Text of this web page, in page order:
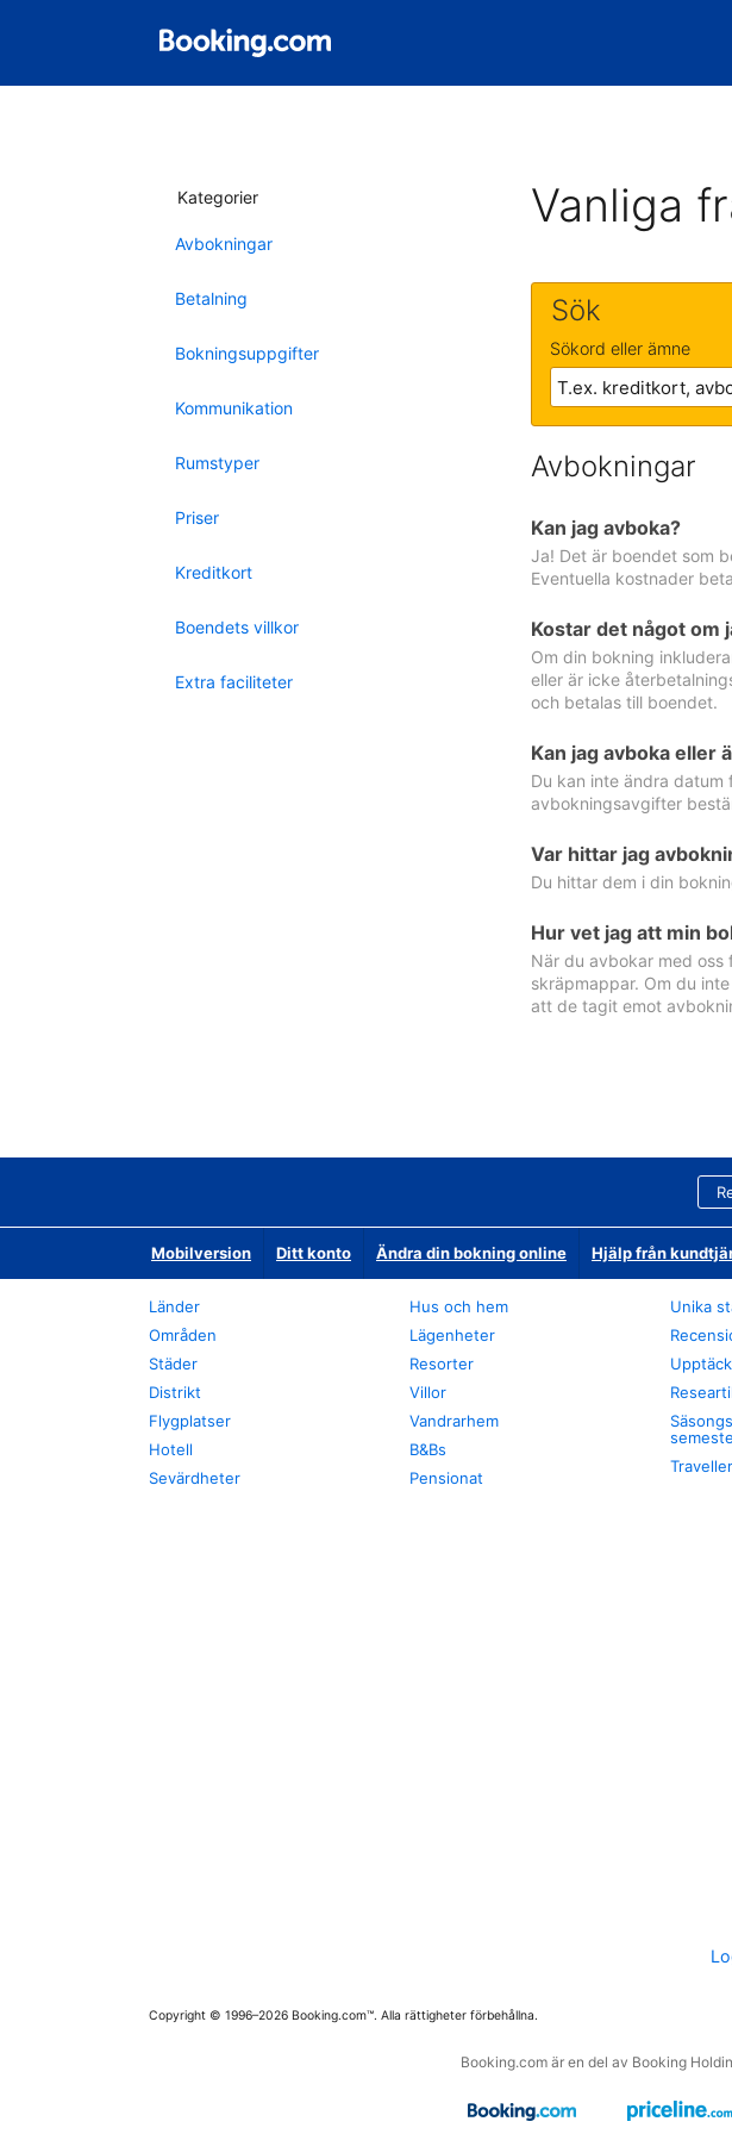
Kategorier
Avbokningar
Betalning
Bokningsuppgifter
Kommunikation
Rumstyper
Priser
Kreditkort
Boendets villkor
Extra faciliteter
Vanliga
Sök
Sökord eller ämne
Avbokningar
Kan jag avboka?
Ja! Det är boendet som
Eventuella kostnader
Kostar det något om
Om din bokning
eller är icke
och betalas till boendet.
Kan jag avboka eller
Du kan inte ändra
avbokningsavgifter
Var hittar jag
Du hittar dem i din
Hur vet jag att min
När du avbokar med oss
skräpmappar. Om du
att de tagit emot
Mobilversion Ditt konto Ändra din bokning online Hjälp från
Länder
Områden
Städer
Distrikt
Flygplatser
Hotell
Sevärdheter
Hus och hem
Lägenheter
Resorter
Villor
Vandrarhem
B&Bs
Pensionat
Unika
Copyright © 1996–2026 Booking.com™. Alla rättigheter förbehållna.
Booking.com är en del av Booking